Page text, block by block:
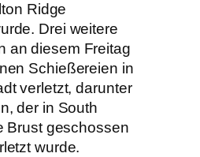
Ridge
Drei weitere
an diesem Freitag
Schießereien in
verletzt, darunter
der in South
Brust geschossen
wurde.